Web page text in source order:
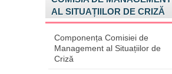
AL SITUAȚIILOR DE CRIZĂ
Componența Comisiei de
Management al Situațiilor de
Criză